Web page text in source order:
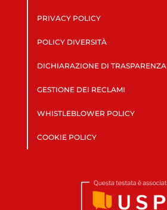
PRIVACY POLICY
POLICY DIVERSITÀ
DICHIARAZIONE DI TRASPARENZA
GESTIONE DEI RECLAMI
WHISTLEBLOWER POLICY
COOKIE POLICY